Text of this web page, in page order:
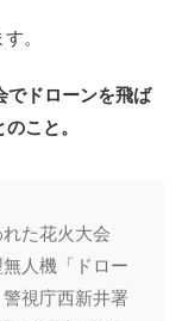
。
でドローンを飛ば
こと。
た花火大会
人機「ドロー
視庁西新井署